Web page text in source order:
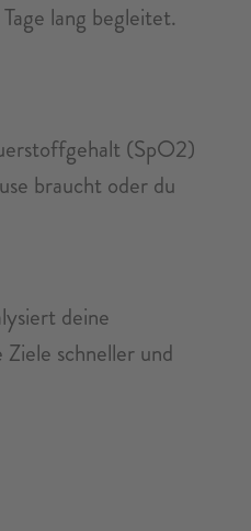
lang begleitet.
(SpO2)
braucht oder du
deine
schneller und